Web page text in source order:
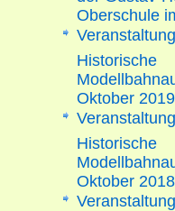
Oberschule
Historische
Oktober 2019
Historische
Oktober 2018